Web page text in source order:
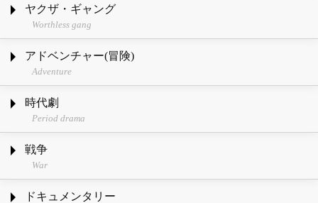
ヤクザ・ギャング
Worthless gang
アドベンチャー(冒険)
Adventure
時代劇
Period drama
戦争
War
ドキュメンタリー